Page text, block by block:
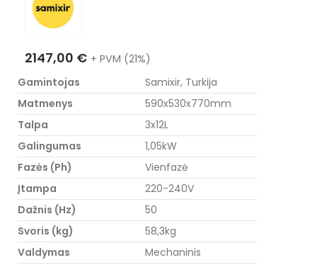
2147,00 € + PVM (21%)
Gamintojas
Samixir, Turkija
Matmenys
590x530x770mm
Talpa
3x12L
Galingumas
1,05kW
Fazės (Ph)
Vienfazė
Įtampa
220-240V
Dažnis (Hz)
50
Svoris (kg)
58,3kg
Valdymas
Mechaninis